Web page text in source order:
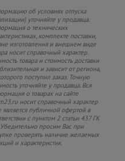
об условиях отпуска
уточняйте у продавца.
о технических
комплекте поставки,
изготовления и внешнем виде
носит справочный характер.
товара и стоимость доставки
и зависит от региона,
поступил заказ. Точную
уточняйте у продавца. Вся
о товарах на сайте
носит справочный характер
является публичной офертой в
с пунктом 2 статьи 437 ГК
просим Вас при
проверять наличие желаемых
и характеристик.